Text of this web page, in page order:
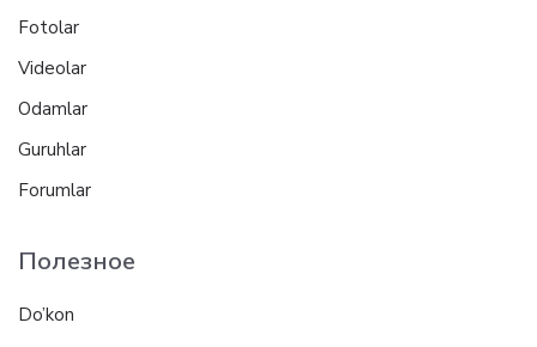
Fotolar
Videolar
Odamlar
Guruhlar
Forumlar
Полезное
Do’kon